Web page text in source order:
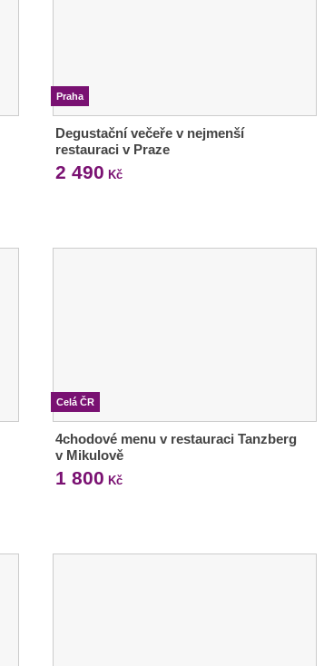
Praha
Degustační večeře v nejmenší
restauraci v Praze
2 490 Kč
Celá ČR
4chodové menu v restauraci Tanzberg
v Mikulově
1 800 Kč